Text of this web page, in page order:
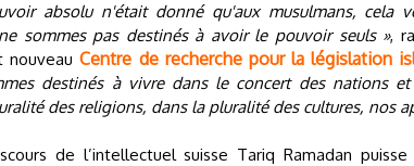
absolu n'était donné qu'aux musulmans, cela
sommes pas destinés à avoir le pouvoir seuls »,
nouveauCentre de recherche pour la législation
destinés à vivre dans le concert des nations
des religions, dans la pluralité des cultures, nos
de l’intellectuel suisse Tariq Ramadan